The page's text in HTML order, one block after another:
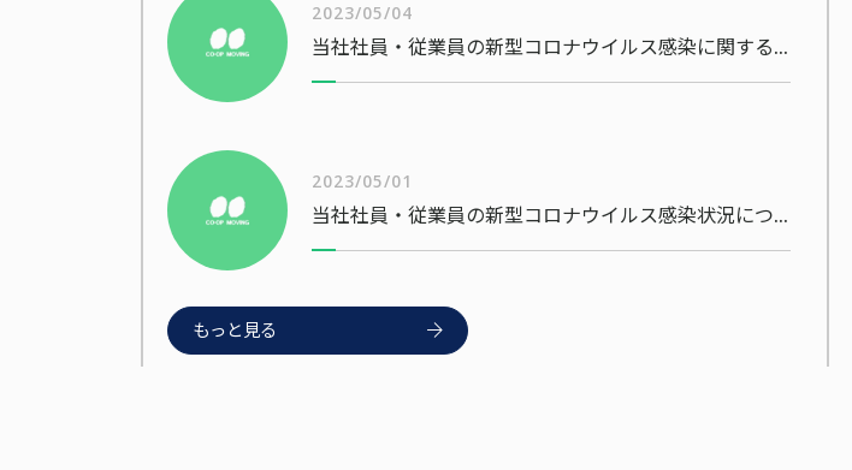
2023/05/04
当社社員・従業員の新型コロナウイルス感染に関するお知らせ
2023/05/01
当社社員・従業員の新型コロナウイルス感染状況について
もっと見る